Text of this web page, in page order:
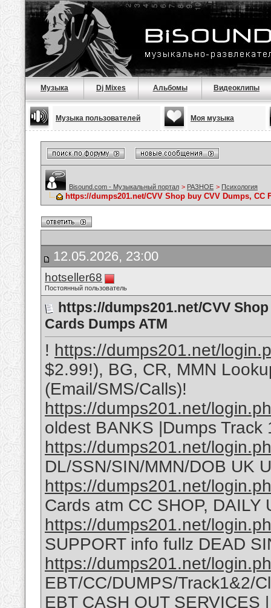
Музыка Dj Mixes Альбомы Видеоклипы
Музыка пользователей Моя музыка
Bisound.com - Музыкальный портал > РАЗНОЕ > Психология
https://dumps201.net/CVV Shop buy CVV Dumps, CC
12.05.2026, 23:00
hotseller68
Постоянный пользователь
https://dumps201.net/CVV
Cards Dumps ATM
! https://dumps201.net/
$2.99!), BG, CR, MMN
(Email/SMS/Calls)!
https://dumps201.net/
oldest BANKS |Dumps
https://dumps201.net/
DL/SSN/SIN/MMN/DOB UK
https://dumps201.net/
Cards atm CC SHOP, DAILY
https://dumps201.net/
SUPPORT info fullz DEAD
https://dumps201.net/
EBT/CC/DUMPS/Track1&2/
EBT CASH OUT SERVICES